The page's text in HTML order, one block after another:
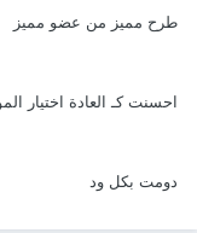
طرح مميز من عضو مميز
احسنت كـ العادة اختيار
دومت بكل ود